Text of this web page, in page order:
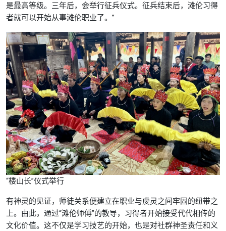
是最高等级。三年后，会举行征兵仪式。征兵结束后，滩伦习得
者就可以开始从事滩伦职业了。”
“楼山长”仪式举行
有神灵的见证，师徒关系便建立在职业与虔灵之间牢固的纽带之
上。由此，通过“滩伦师傅”的教导，习得者开始接受代代相传的
文化价值。这不仅是学习技艺的开始，也是对社群神圣责任和义